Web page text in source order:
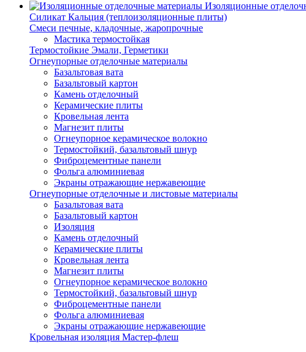
Изоляционные
Силикат Кальция (теплоизоляционные плиты)
Смеси печные, кладочные, жаропрочные
Мастика термостойкая
Термостойкие Эмали, Герметики
Огнеупорные отделочные материалы
Базальтовая вата
Базальтовый картон
Камень отделочный
Керамические плиты
Кровельная лента
Магнезит плиты
Огнеупорное керамическое волокно
Термостойкий, базальтовый шнур
Фиброцементные панели
Фольга алюминиевая
Экраны отражающие нержавеющие
Огнеупорные отделочные и листовые материалы
Базальтовая вата
Базальтовый картон
Изоляция
Камень отделочный
Керамические плиты
Кровельная лента
Магнезит плиты
Огнеупорное керамическое волокно
Термостойкий, базальтовый шнур
Фиброцементные панели
Фольга алюминиевая
Экраны отражающие нержавеющие
Кровельная изоляция Мастер-флеш